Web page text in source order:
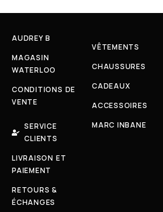
AUDREY B
MAGASIN
WATERLOO
CONDITIONS DE
VENTE
SERVICE
CLIENTS
LIVRAISON ET
PAIEMENT
RETOURS &
ÉCHANGES
VÊTEMENTS
CHAUSSURES
CADEAUX
ACCESSOIRES
MARC INBANE